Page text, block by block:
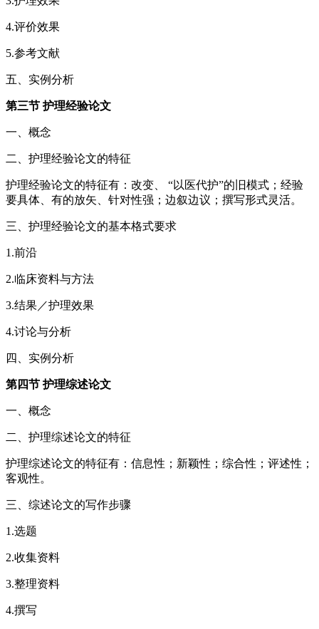
4.评价效果
5.参考文献
五、实例分析
第三节 护理经验论文
一、概念
二、护理经验论文的特征
护理经验论文的特征有：改变、 “以医代护”的旧模式；经验
要具体、有的放矢、针对性强；边叙边议；撰写形式灵活。
三、护理经验论文的基本格式要求
1.前沿
2.临床资料与方法
3.结果／护理效果
4.讨论与分析
四、实例分析
第四节 护理综述论文
一、概念
二、护理综述论文的特征
护理综述论文的特征有：信息性；新颖性；综合性；评述性；
客观性。
三、综述论文的写作步骤
1.选题
2.收集资料
3.整理资料
4.撰写